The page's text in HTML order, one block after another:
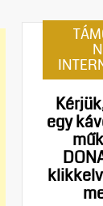
egy